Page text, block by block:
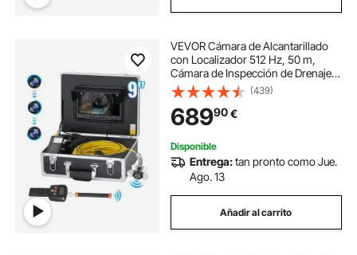
VEVOR Cámara de Alcantarillado
con Localizador 512 Hz, 50 m,
Cámara de Inspección de Drenaje
con Nivelación Automática, Zoom
36X, 12 LED, Tarjeta 32 GB, para
Tuberías de Conductos, 320 x 390
x 155 mm
(439)
68990€
Disponible
Entrega:tan pronto como Jue.
Ago. 13
Añadir al carrito